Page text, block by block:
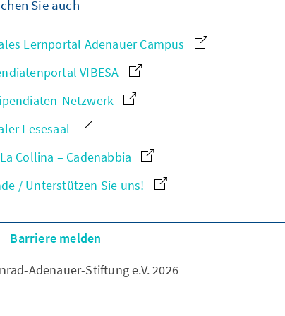
Sie auch
Lernportal Adenauer Campus
VIBESA
Netzwerk
Lesesaal
Collina – Cadenabbia
/ Unterstützen Sie uns!
Barriere melden
Adenauer-Stiftung e.V. 2026